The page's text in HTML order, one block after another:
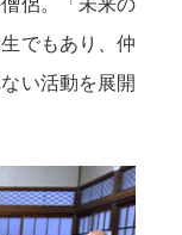
でもあり、仲
い活動を展開